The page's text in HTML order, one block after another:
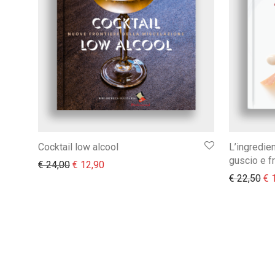
Cocktail low alcool
€24,00 Il prezzo originale era: € 24,00.
€ 12,90Il prezzo attuale è: € 12,90.
guscio e
€22,50 Il
€